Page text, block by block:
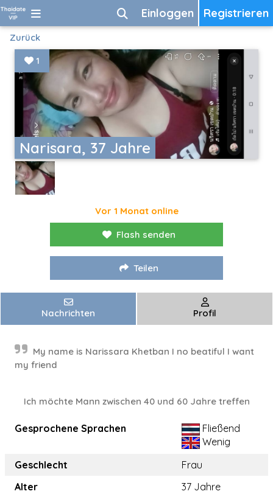
Registrieren
Einloggen
Zurück
Narisara, 37 Jahre
1
Vor 1 Monat online
Flash senden
Teilen
Nachrichten Profil
My name is Narissara Khetban I no beatiful I want
my friend
Ich möchte Mann zwischen 40 und 60 Jahre treffen
Gesprochene Sprachen
Fließend
Wenig
Geschlecht
Frau
Alter
37 Jahre